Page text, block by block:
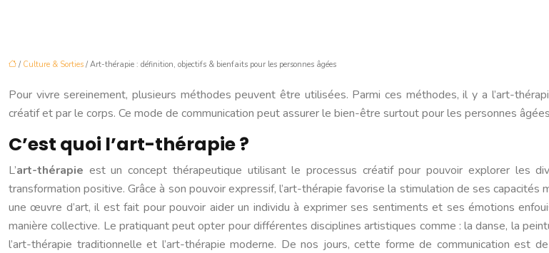
/ Culture & Sorties / Art-thérapie : définition, objectifs & bienfaits pour les personnes âgées
Pour vivre sereinement, plusieurs méthodes peuvent être utilisées. Parmi ces méthodes, il y a l’art-
créatif et par le corps. Ce mode de communication peut assurer le bien-être surtout pour les personnes
C’est quoi l’art-thérapie ?
L’art-thérapie est un concept thérapeutique utilisant le processus créatif pour pouvoir explorer les
transformation positive. Grâce à son pouvoir expressif, l’art-thérapie favorise la stimulation de ses
une œuvre d’art, il est fait pour pouvoir aider un individu à exprimer ses sentiments et ses émotions
manière collective. Le pratiquant peut opter pour différentes disciplines artistiques comme : la danse, la
l’art-thérapie traditionnelle et l’art-thérapie moderne. De nos jours, cette forme de communication est